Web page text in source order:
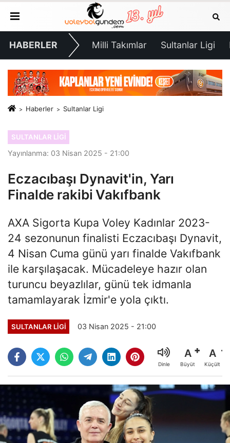
HABERLER Milli Takımlar Sultanlar Ligi
Haberler Sultanlar Ligi
SULTANLAR LIGI
Yayınlanma: 03 Nisan 2025 - 21:00
Eczacıbaşı Dynavit'in, Yarı
Finalde rakibi Vakıfbank
AXA Sigorta Kupa Voley Kadınlar 2023-
24 sezonunun finalisti Eczacıbaşı Dynavit,
4 Nisan Cuma günü yarı finalde Vakıfbank
ile karşılaşacak. Mücadeleye hazır olan
turuncu beyazlılar, günü tek idmanla
tamamlayarak İzmir'e yola çıktı.
SULTANLAR LIGI 03 Nisan 2025 - 21:00
Dinle
A
Büyüt
A
Küçült